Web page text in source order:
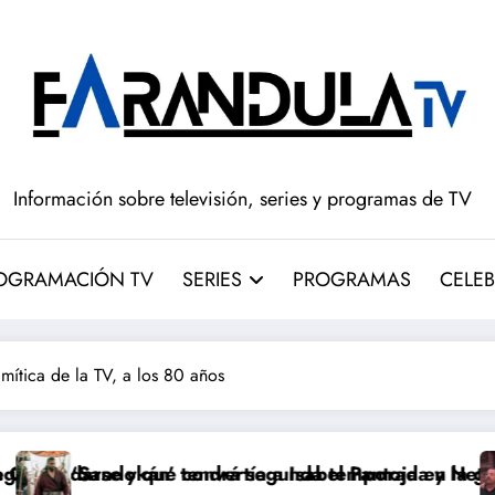
Información sobre televisión, series y programas de TV
TV SERIES PROGRAMAS
de la TV, a los 80 años
convertía a Isabel Pantoja en la gran antagonista
tendrá segunda temporada y Netflix cambia el
Pepón y Edu